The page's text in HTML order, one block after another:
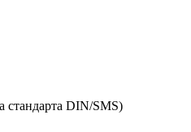
стандарта DIN/SMS)